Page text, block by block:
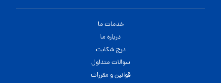
خدمات ما
درباره ما
درج شکایت
سوالات متداول
قوانین و مقررات